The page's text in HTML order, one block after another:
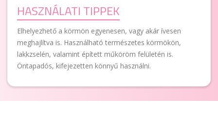
HASZNÁLATI TIPPEK
Elhelyezhető a körmön egyenesen, vagy akár ívesen
meghajlítva is. Használható természetes körmökön,
lakkzselén, valamint épített műköröm felületén is.
Öntapadós, kifejezetten könnyű használni.